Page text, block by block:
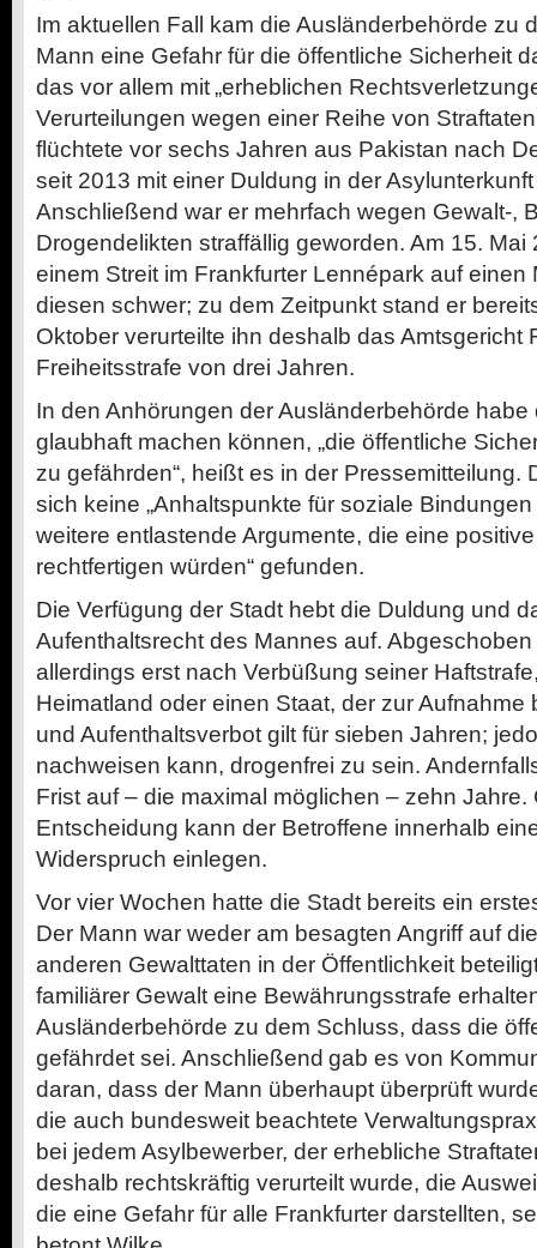
Im aktuellen Fall kam die Ausländerbehörde zu
Mann eine Gefahr für die öffentliche Sicherheit
das vor allem mit „erheblichen
Verurteilungen wegen einer Reihe von
flüchtete vor sechs Jahren aus Pakistan nach
seit 2013 mit einer Duldung in der
Anschließend war er mehrfach wegen Gewalt-,
Drogendelikten straffällig geworden. Am 15.
einem Streit im Frankfurter Lennépark auf einen
diesen schwer; zu dem Zeitpunkt stand er
Oktober verurteilte ihn deshalb das Amtsgericht
Freiheitsstrafe von drei Jahren.
In den Anhörungen der Ausländerbehörde habe
glaubhaft machen können, „die öffentliche
zu gefährden“, heißt es in der Pressemitteilung.
sich keine „Anhaltspunkte für soziale
weitere entlastende Argumente, die eine
rechtfertigen würden“ gefunden.
Die Verfügung der Stadt hebt die Duldung und
Aufenthaltsrecht des Mannes auf.
allerdings erst nach Verbüßung seiner
Heimatland oder einen Staat, der zur Aufnahme
und Aufenthaltsverbot gilt für sieben Jahren;
nachweisen kann, drogenfrei zu sein.
Frist auf – die maximal möglichen – zehn Jahre.
Entscheidung kann der Betroffene innerhalb
Widerspruch einlegen.
Vor vier Wochen hatte die Stadt bereits ein
Der Mann war weder am besagten Angriff auf
anderen Gewalttaten in der Öffentlichkeit
familiärer Gewalt eine Bewährungsstrafe
Ausländerbehörde zu dem Schluss, dass die
gefährdet sei. Anschließend gab es von
daran, dass der Mann überhaupt überprüft
die auch bundesweit beachtete
bei jedem Asylbewerber, der erhebliche
deshalb rechtskräftig verurteilt wurde, die
die eine Gefahr für alle Frankfurter darstellten,